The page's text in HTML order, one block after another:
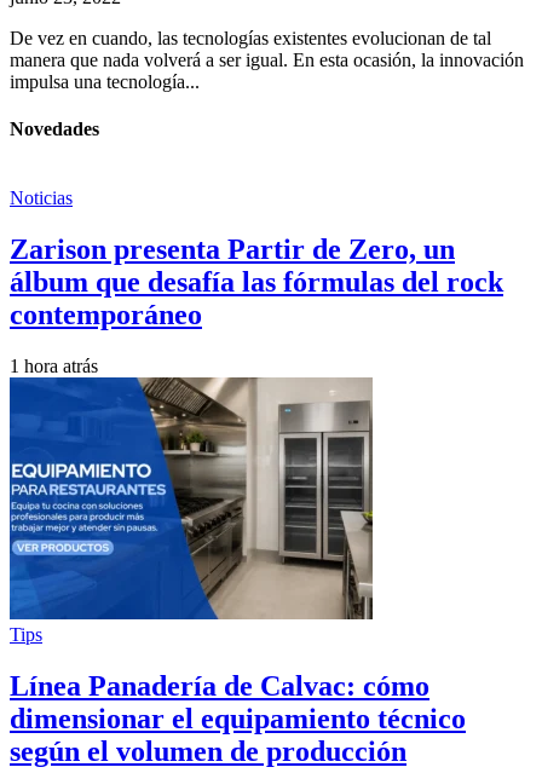
De vez en cuando, las tecnologías existentes evolucionan de tal
manera que nada volverá a ser igual. En esta ocasión, la innovación
impulsa una tecnología...
Novedades
Noticias
Zarison presenta Partir de Zero, un
álbum que desafía las fórmulas del rock
contemporáneo
1 hora atrás
Tips
Línea Panadería de Calvac: cómo
dimensionar el equipamiento técnico
según el volumen de producción